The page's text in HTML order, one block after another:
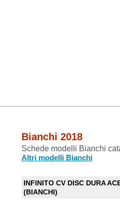
Bianchi 2018
Schede modelli Bianchi
Altri modelli Bianchi
INFINITO CV DISC DURA
(BIANCHI)